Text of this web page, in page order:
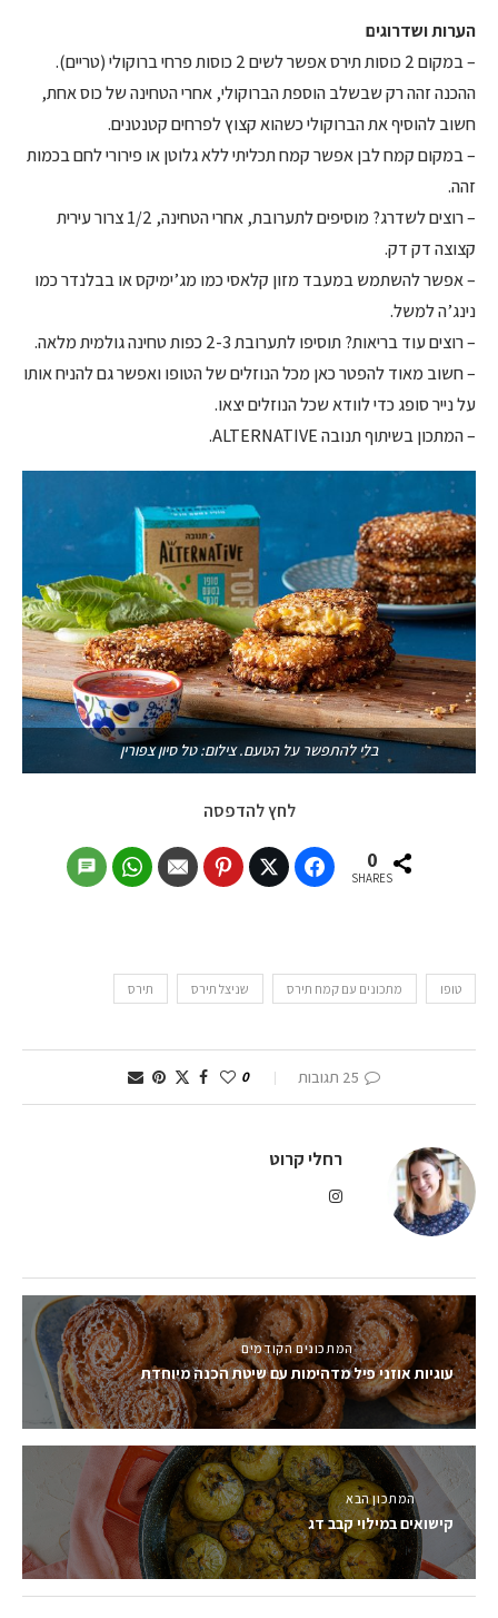
הערות ושדרוגים
– במקום 2 כוסות תירס אפשר לשים 2 כוסות פרחי ברוקולי (טריים).
ההכנה זהה רק שבשלב הוספת הברוקולי, אחרי הטחינה של כוס אחת,
חשוב להוסיף את הברוקולי כשהוא קצוץ לפרחים קטנטנים.
– במקום קמח לבן אפשר קמח תכליתי ללא גלוטן או פירורי לחם בכמות
זהה.
– רוצים לשדרג? מוסיפים לתערובת, אחרי הטחינה, 1/2 צרור עירית
קצוצה דק דק.
– אפשר להשתמש במעבד מזון קלאסי כמו מג’ימיקס או בבלנדר כמו
נינג’ה למשל.
– רוצים עוד בריאות? תוסיפו לתערובת 2-3 כפות טחינה גולמית מלאה.
– חשוב מאוד להפטר כאן מכל הנוזלים של הטופו ואפשר גם להניח אותו
על נייר סופג כדי לוודא שכל הנוזלים יצאו.
– המתכון בשיתוף תנובה ALTERNATIVE.
בלי להתפשר על הטעם. צילום: טל סיון צפורין
לחץ להדפסה
0
SHARES
טופו מתכונים עם קמח תירס שניצל תירס תירס
25 תגובות 0
רחלי קרוט
המתכונים הקודמים
עוגיות אוזני פיל מדהימות עם שיטת הכנה מיוחדת
המתכון הבא
קישואים במילוי קבב דג